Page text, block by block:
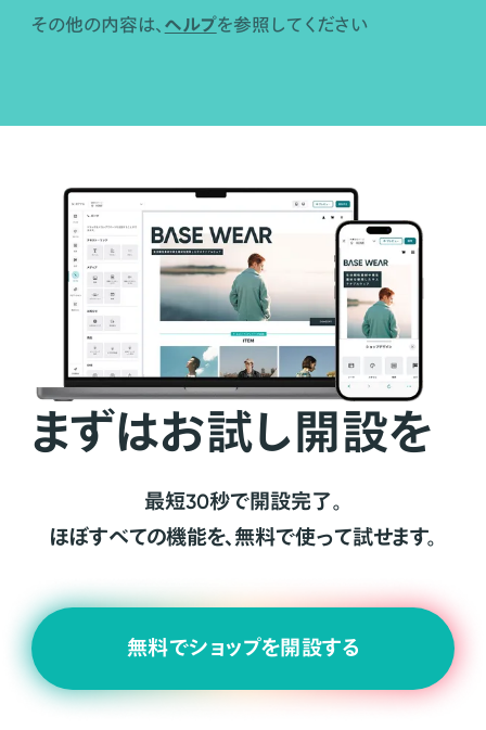
その他の内容は、 ヘルプを参照してください
まずはお試し開設を
最短30秒で開設完了。
ほぼすべての機能を、無料で使って試せます。
無料でショップを開設する